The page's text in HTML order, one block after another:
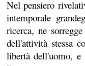
Nel pensiero
intemporale
ricerca, ne
dell'attività stessa
libertà dell'uomo,